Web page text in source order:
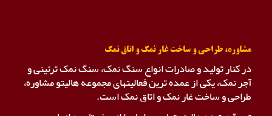
مشاوره، طراحی و ساخت غار نمک و اتاق نمک
در کنار تولید و صادرات انواع سنگ نمک، سنگ نمک ترئینی و
آجر نمک، یکی از عمده ترین فعالیتهای مجموعه هالیتو مشاوره،
طراحی و ساخت غار نمک و اتاق نمک است.